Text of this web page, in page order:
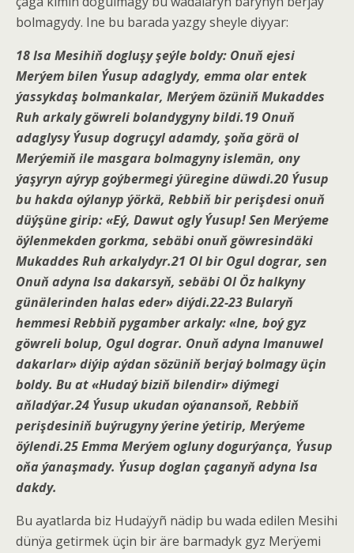
bolmagydy. Ine bu barada yazgy sheyle diyyar:
18 Isa Mesihiň dogluşy şeýle boldy: Onuň ejesi
Merýembilen Ýusup adaglydy, emma olar entek
ýassykdaş bolmankalar, Merýem özüniňMukaddes
Ruh arkaly göwreli bolandygyny bildi.19 Onuň
adaglysy Ýusup dogruçyl adamdy, şoňa görä ol
Merýemiň ile masgara bolmagyny islemän, ony
ýaşyryn aýryp goýbermegi ýüregine düwdi.20 Ýusup
bu hakda oýlanyp ýörkä, Rebbiň bir perişdesi onuň
düýşüne girip: «Eý, Dawut oglyÝusup! Sen Merýeme
öýlenmekden gorkma, sebäbi onuň göwresindäki
Mukaddes Ruh arkalydyr.21 Ol bir Ogul dograr, sen
Onuň adyna Isa dakarsyň, sebäbi Ol Öz halkyny
günälerinden halas eder» diýdi.22-23 Bularyň
hemmesi Rebbiňpygamberarkaly: «Ine, boý gyz
göwreli bolup, Ogul dograr. Onuň adyna Imanuwel
dakarlar» diýip aýdan sözüniň berjaý bolmagy üçin
boldy. Bu at «Hudaýbiziň bilendir» diýmegi
aňladýar.24 Ýusup ukudan oýanansoň, Rebbiň
perişdesiniň buýrugyny ýerine ýetirip, Merýeme
öýlendi.25 Emma Merýem ogluny dogurýança, Ýusup
oňa ýanaşmady. Ýusup doglan çaganyň adyna Isa
dakdy.
Bu ayatlarda biz Hudaÿyñ nädip bu wada edilen Mesihi
dünÿa getirmek üçin bir äre barmadyk gyz Merÿemi